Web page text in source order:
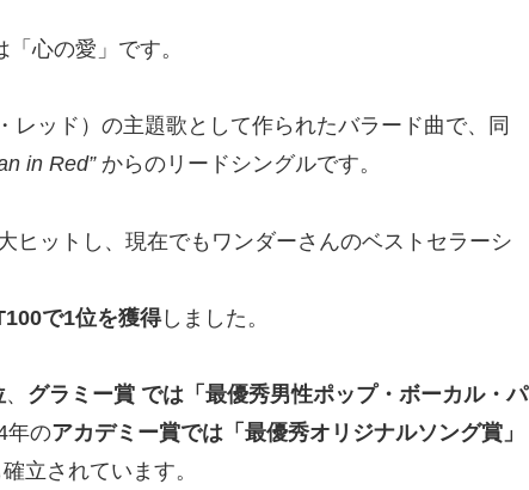
心の愛」です。
レッド）の主題歌として作られたバラード曲で、同
in Red” からのリードシングルです。
ヒットし、現在でもワンダーさんのベストセラーシ
で1位を獲得しました。
、 グラミー賞 では「最優秀男性ポップ・ボーカル・パ
年のアカデミー賞では「最優秀オリジナルソング賞」
立されています。